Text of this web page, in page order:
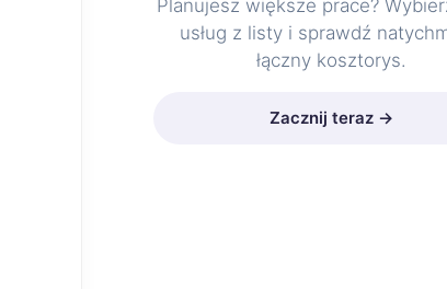
Planujesz większe prace?
usług z listy i sprawdź
łączny kosztorys.
Zacznij teraz →